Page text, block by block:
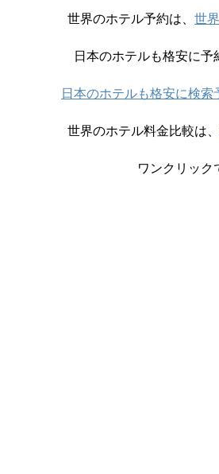
世界のホテル予約は、 世
日本のホテルも格安に予
日本のホテルも格安に検索
世界のホテル料金比較は、
ワンクリック